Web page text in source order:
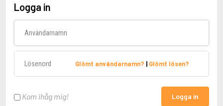
Logga in
Glömt användarnamn? | Glömt lösen?
Kom ihåg mig! Logga in